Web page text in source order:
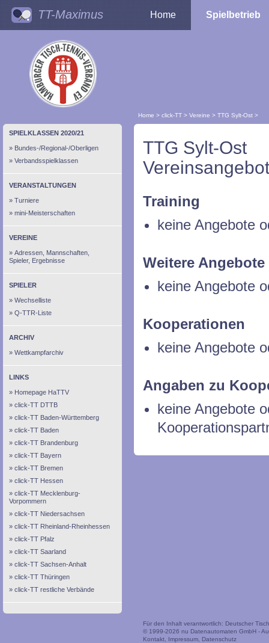
TT-Maximus Home Spielbetrieb
Home > click-TT > Vereine > TTG Sylt-Ost >
SPIELKLASSEN 2020/21
Bundes-/Regional-/Oberligen
Verbandsspielklassen
VERANSTALTUNGEN
Turniere
mini-Meisterschaften
VEREINE
Adressen, Mannschaften,
Spieler, Ergebnisse
SPIELER
Wechselliste
Q-TTR-Liste
ARCHIV
Wettkampfarchiv
LINKS
Homepage HaTTV
click-TT DTTB
click-TT Baden-Württemberg
click-TT Baden
click-TT Brandenburg
click-TT Bayern
click-TT Bremen
click-TT Hessen
click-TT Mecklenburg-
Vorpommern
click-TT Niedersachsen
click-TT Rheinland-Rheinhessen
click-TT Pfalz
click-TT Saarland
click-TT Sachsen-Anhalt
click-TT Thüringen
click-TT restliche Verbände
TTG Sylt-Ost
Training
keine Angebote
Weitere Angebote
keine Angebote
Kooperationen
keine Angebote
Angaben zu
keine Angebote
Für den Inhalt verantwortlich: Deutscher
© 1999-2026 nu Datenautomaten GmbH -
Kontakt
Impressum Datenschutz